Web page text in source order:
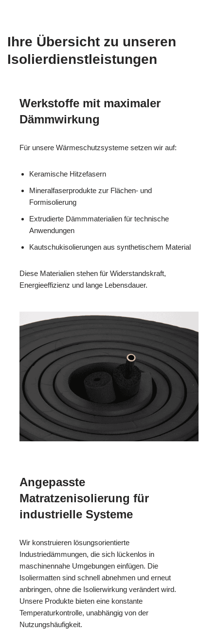
Ihre Übersicht zu unseren
Isolierdienstleistungen
Werkstoffe mit maximaler
Dämmwirkung
Für unsere Wärmeschutzsysteme setzen wir auf:
Keramische Hitzefasern
Mineralfaserprodukte zur Flächen- und
Formisolierung
Extrudierte Dämmmaterialien für technische
Anwendungen
Kautschukisolierungen aus synthetischem Material
Diese Materialien stehen für Widerstandskraft,
Energieeffizienz und lange Lebensdauer.
Angepasste
Matratzenisolierung für
industrielle Systeme
Wir konstruieren lösungsorientierte
Industriedämmungen, die sich lückenlos in
maschinennahe Umgebungen einfügen. Die
Isoliermatten sind schnell abnehmen und erneut
anbringen, ohne die Isolierwirkung verändert wird.
Unsere Produkte bieten eine konstante
Temperaturkontrolle, unabhängig von der
Nutzungshäufigkeit.